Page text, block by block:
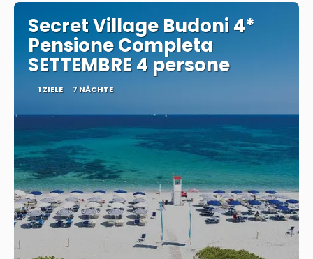
Secret Village Budoni 4*
Pensione Completa
SETTEMBRE 4 persone
1 ZIELE 7 NÄCHTE